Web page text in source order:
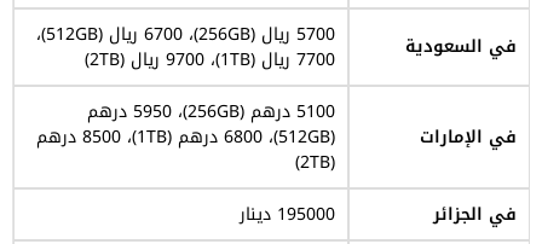
في السعودية
5700 ريال (256GB)، 6700 ريال (512GB)،
7700 ريال (1TB)، 9700 ريال (2TB)
في الإمارات
5100 درهم (256GB)، 5950 درهم
(512GB)، 6800 درهم (1TB)، 8500 درهم
(2TB)
في الجزائر
195000 دينار